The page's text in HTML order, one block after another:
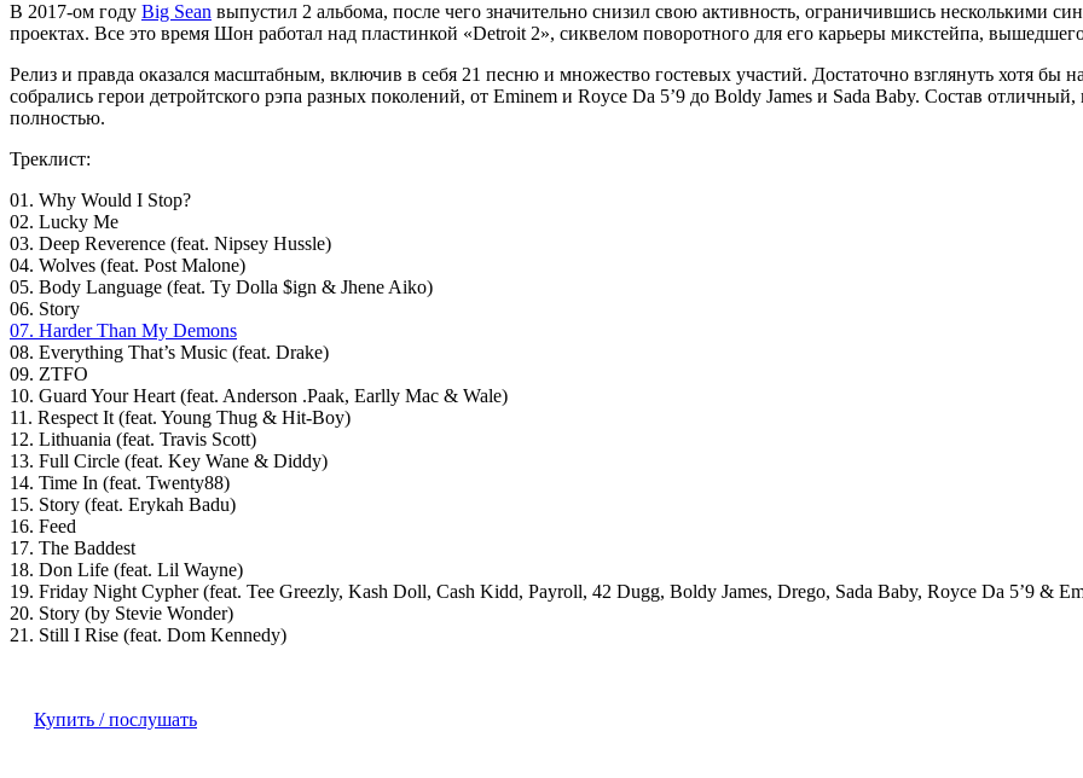
В 2017-ом году Big Sean выпустил 2 альбома, после чего значительно снизил свою активность, ограничившись несколькими
проектах. Все это время Шон работал над пластинкой «Detroit 2», сиквелом поворотного для его карьеры микстейпа,
Релиз и правда оказался масштабным, включив в себя 21 песню и множество гостевых участий. Достаточно взглянуть хотя бы
собрались герои детройтского рэпа разных поколений, от Eminem и Royce Da 5’9 до Boldy James и Sada Baby. Состав
полностью.
Треклист:
01. Why Would I Stop?
02. Lucky Me
03. Deep Reverence (feat. Nipsey Hussle)
04. Wolves (feat. Post Malone)
05. Body Language (feat. Ty Dolla $ign & Jhene Aiko)
06. Story
07. Harder Than My Demons
08. Everything That’s Music (feat. Drake)
09. ZTFO
10. Guard Your Heart (feat. Anderson .Paak, Earlly Mac & Wale)
11. Respect It (feat. Young Thug & Hit-Boy)
12. Lithuania (feat. Travis Scott)
13. Full Circle (feat. Key Wane & Diddy)
14. Time In (feat. Twenty88)
15. Story (feat. Erykah Badu)
16. Feed
17. The Baddest
18. Don Life (feat. Lil Wayne)
19. Friday Night Cypher (feat. Tee Greezly, Kash Doll, Cash Kidd, Payroll, 42 Dugg, Boldy James, Drego, Sada Baby, Royce Da 5’9 &
20. Story (by Stevie Wonder)
21. Still I Rise (feat. Dom Kennedy)
Купить / послушать